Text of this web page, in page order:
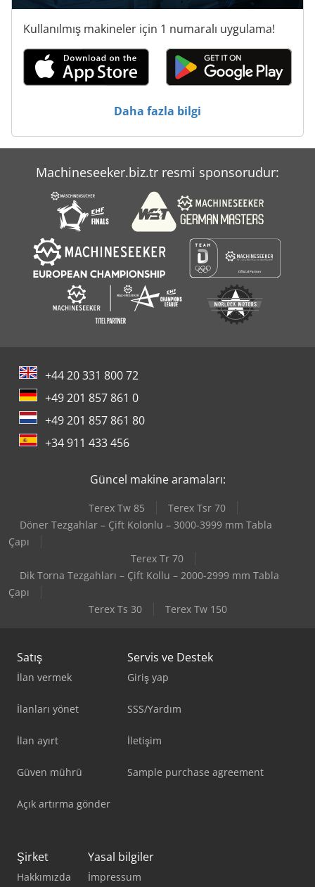
Hp Baskı Makinesi
Klaeger Hbs 265
Matsuura H Plus 405
Panhans 426
Plan
Rehm Rp 462
Kullanılmış makineler için 1 numaralı uygulama!
Daha fazla bilgi
Machineseeker.biz.tr resmi sponsorudur:
+44 20 331 800 72
+49 201 857 861 0
+49 201 857 861 80
+34 911 433 456
Güncel makine aramaları:
Terex Tw 85
Terex Tsr 70
Döner Tezgahlar – Çift Kolonlu – 3000-3999 mm Tabla
Çapı
Terex Tr 70
Dik Torna Tezgahları – Çift Kollu – 2000-2999 mm Tabla
Çapı
Terex Ts 30
Terex Tw 150
Satış
İlan vermek
İlanları yönet
İlan ayırt
Güven mührü
Açık artırma gönder
Servis ve Destek
Giriş yap
SSS/Yardım
İletişim
Sample purchase agreement
Şirket
Hakkımızda
Yasal bilgiler
İmpressum